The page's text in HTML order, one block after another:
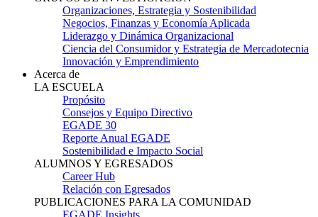
Organizaciones, Estrategia y Sostenibilidad
Negocios, Finanzas y Economía Aplicada
Liderazgo y Dinámica Organizacional
Ciencia del Consumidor y Estrategia de Mercadotecnia
Innovación y Emprendimiento
Acerca de
LA ESCUELA
Propósito
Consejos y Equipo Directivo
EGADE 30
Reporte Anual EGADE
Sostenibilidad e Impacto Social
ALUMNOS Y EGRESADOS
Career Hub
Relación con Egresados
PUBLICACIONES PARA LA COMUNIDAD
EGADE Insights